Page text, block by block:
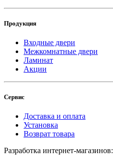
Продукция
Входные двери
Межкомнатные двери
Ламинат
Акции
Сервис
Доставка и оплата
Установка
Возврат товара
Разработка интернет-магазинов: